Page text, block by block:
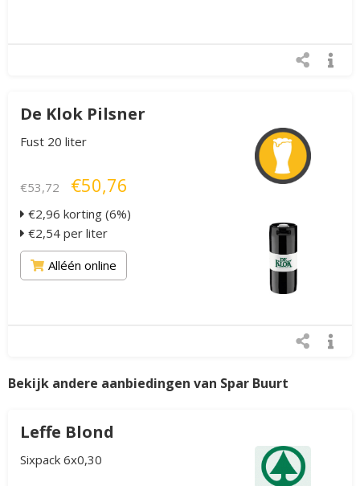
De Klok Pilsner
Fust 20 liter
€53,72 €50,76
€2,96 korting (6%)
€2,54 per liter
Alléén online
Bekijk andere aanbiedingen van Spar Buurt
Leffe Blond
Sixpack 6x0,30